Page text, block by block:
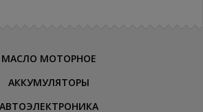
МАСЛО МОТОРНОЕ
АККУМУЛЯТОРЫ
АВТОЭЛЕКТРОНИКА